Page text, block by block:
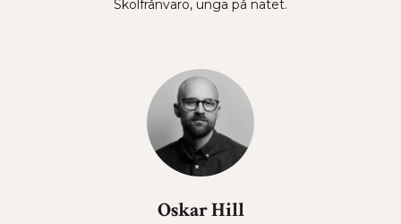
Skolfrånvaro, unga på nätet.
Oskar Hill